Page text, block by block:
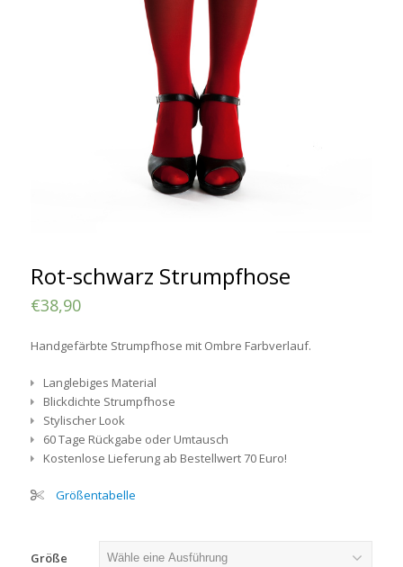
Rot-schwarz Strumpfhose
€38,90
Handgefärbte Strumpfhose mit Ombre Farbverlauf.
Langlebiges Material
Blickdichte Strumpfhose
Stylischer Look
60 Tage Rückgabe oder Umtausch
Kostenlose Lieferung ab Bestellwert 70 Euro!
Größentabelle
Größe